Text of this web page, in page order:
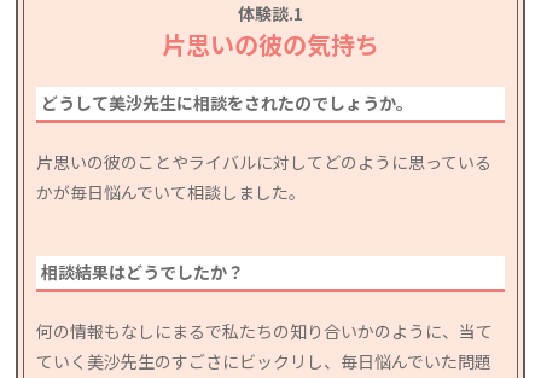
体験談.1
片思いの彼の気持ち
どうして美沙先生に相談をされたのでしょうか。
片思いの彼のことやライバルに対してどのように思っている
かが毎日悩んでいて相談しました。
相談結果はどうでしたか？
何の情報もなしにまるで私たちの知り合いかのように、当て
ていく美沙先生のすごさにビックリし、毎日悩んでいた問題